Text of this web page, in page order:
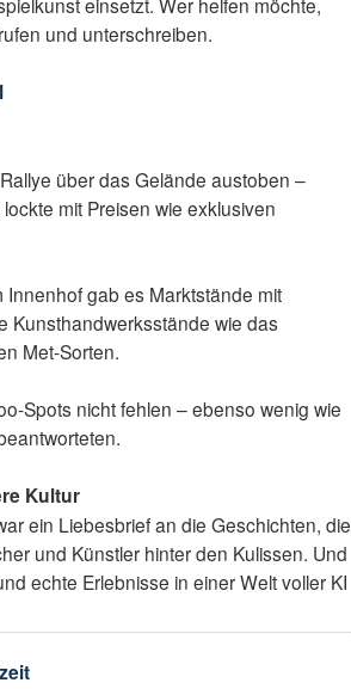
und unterschreiben.
über das Gelände austoben –
mit Preisen wie exklusiven
gab es Marktstände mit
Kunsthandwerksstände wie das
Met-Sorten.
Spots nicht fehlen – ebenso wenig wie
Kultur
ein Liebesbrief an die Geschichten, die
und Künstler hinter den Kulissen. Und
echte Erlebnisse in einer Welt voller KI